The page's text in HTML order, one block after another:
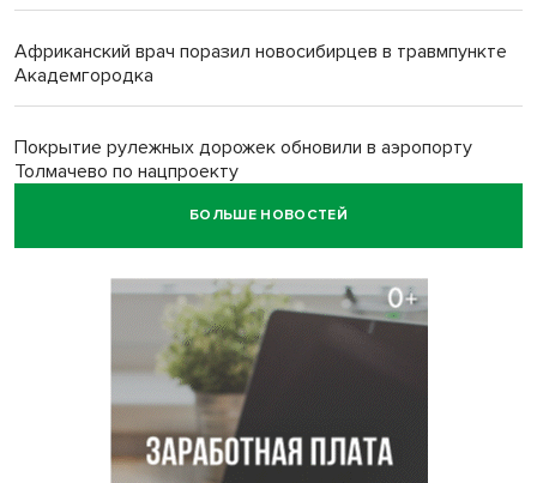
Африканский врач поразил новосибирцев в травмпункте
Академгородка
Покрытие рулежных дорожек обновили в аэропорту
Толмачево по нацпроекту
В Новосибирске зафиксирован рост заболеваемости
В Новосибирске осудили внука за продажу дедова ружья
псевдо-мигранту
В Новосибирске по КРТ сдали первую очередь
миниполиса «Фора»
БОЛЬШЕ НОВОСТЕЙ